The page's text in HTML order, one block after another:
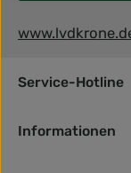
Service-Hotline
Informationen